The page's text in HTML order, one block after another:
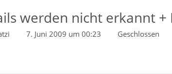
werden nicht erkannt
7. Juni 2009 um 00:23 Geschlossen